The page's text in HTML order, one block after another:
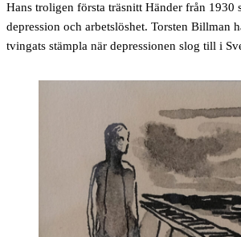
Hans troligen första träsnitt Händer från 1930
depression och arbetslöshet. Torsten Billman
tvingats stämpla när depressionen slog till i